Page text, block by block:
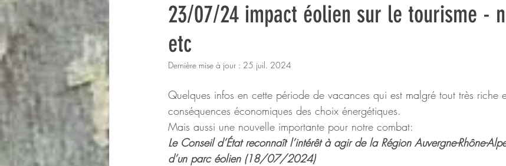
23/07/24 impact éolien sur le tourisme -
etc
Dernière mise à jour : 25 juil. 2024
Quelques infos en cette période de vacances qui est malgré tout très riche
conséquences économiques des choix énergétiques.
Mais aussi une nouvelle importante pour notre combat:
Le Conseil d’État reconnaît l’intérêt à agir de la Région Auvergne-Rhône-
d’un parc éolien (18/07/2024)